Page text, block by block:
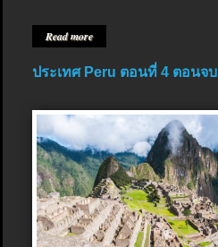
Read more
ประเทศ Peru ตอนที่ 4 ตอนจบ